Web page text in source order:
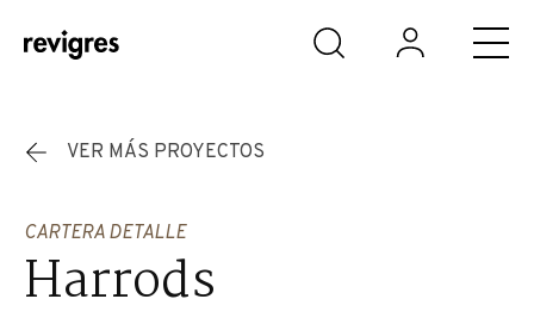
Saltar al contenido principal
VER MÁS PROYECTOS
CARTERA DETALLE
Harrods